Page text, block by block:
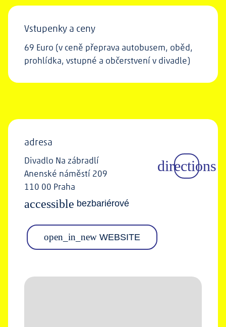
Vstupenky a ceny
69 Euro (v ceně přeprava autobusem, oběd,
prohlídka, vstupné a občerstvení v divadle)
adresa
Divadlo Na zábradlí
Anenské náměstí 209
110 00 Praha
accessible bezbariérové
open_in_new WEBSITE